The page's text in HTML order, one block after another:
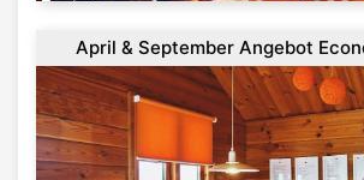
April & September Angebot